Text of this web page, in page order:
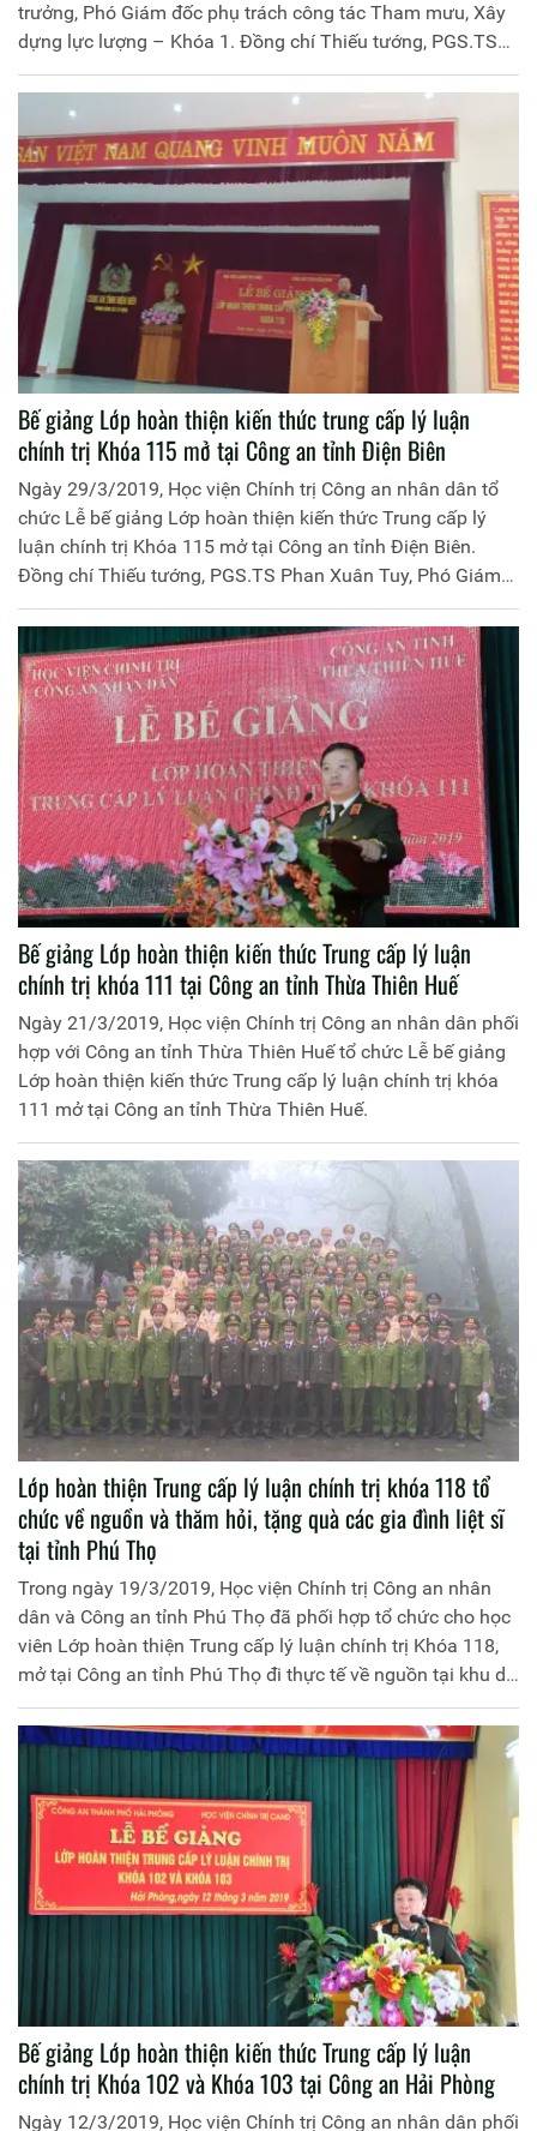
trưởng, Phó Giám đốc phụ trách công tác Tham mưu, Xây
dựng lực lượng – Khóa 1. Đồng chí Thiếu tướng, PGS.TS
Trần Vi Dân, Giám đốc Học viện Chính trị Công an nhân
dân chủ trì buổi lễ. Tham dự còn có: Đại tá Nguyễn Văn
Quyền, Phó Giám đốc Học viện Chính trị Công an nhân dân;
đại diện lãnh đạo các đơn vị thuộc Học viện và 47 học viên
của khóa học.
Bế giảng Lớp hoàn thiện kiến thức trung cấp lý luận
chính trị Khóa 115 mở tại Công an tỉnh Điện Biên
Ngày 29/3/2019, Học viện Chính trị Công an nhân dân tổ
chức Lễ bế giảng Lớp hoàn thiện kiến thức Trung cấp lý
luận chính trị Khóa 115 mở tại Công an tỉnh Điện Biên.
Đồng chí Thiếu tướng, PGS.TS Phan Xuân Tuy, Phó Giám
đốc Học viện Chính trị Công an nhân dân chủ trì buổi lễ.
Tham dự Lễ bế giảng có đại diện lãnh đạo một số đơn vị
thuộc Học viện, đại diện lãnh đạo các đơn vị của Công an
tỉnh Điện Biên, cùng 120 học viên tham gia khóa học.
Bế giảng Lớp hoàn thiện kiến thức Trung cấp lý luận
chính trị khóa 111 tại Công an tỉnh Thừa Thiên Huế
Ngày 21/3/2019, Học viện Chính trị Công an nhân dân phối
hợp với Công an tỉnh Thừa Thiên Huế tổ chức Lễ bế giảng
Lớp hoàn thiện kiến thức Trung cấp lý luận chính trị khóa
111 mở tại Công an tỉnh Thừa Thiên Huế.
Lớp hoàn thiện Trung cấp lý luận chính trị khóa 118 tổ
chức về nguồn và thăm hỏi, tặng quà các gia đình liệt sĩ
tại tỉnh Phú Thọ
Trong ngày 19/3/2019, Học viện Chính trị Công an nhân
dân và Công an tỉnh Phú Thọ đã phối hợp tổ chức cho học
viên Lớp hoàn thiện Trung cấp lý luận chính trị Khóa 118,
mở tại Công an tỉnh Phú Thọ đi thực tế về nguồn tại khu di
tích lịch sử quốc gia đặc biệt Đền Hùng (Phú Thọ) và thăm
hỏi, tặng quà các gia đình chính sách trên địa bàn thành
phố Việt Trì, Phú Thọ.
Bế giảng Lớp hoàn thiện kiến thức Trung cấp lý luận
chính trị Khóa 102 và Khóa 103 tại Công an Hải Phòng
Ngày 12/3/2019, Học viện Chính trị Công an nhân dân phối